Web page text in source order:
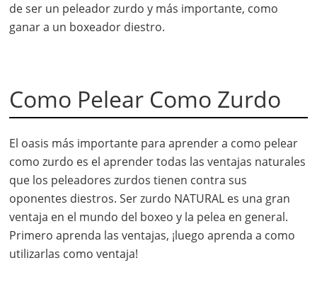
de ser un peleador zurdo y más importante, como
ganar a un boxeador diestro.
Como Pelear Como Zurdo
El oasis más importante para aprender a como pelear
como zurdo es el aprender todas las ventajas naturales
que los peleadores zurdos tienen contra sus
oponentes diestros. Ser zurdo NATURAL es una gran
ventaja en el mundo del boxeo y la pelea en general.
Primero aprenda las ventajas, ¡luego aprenda a como
utilizarlas como ventaja!